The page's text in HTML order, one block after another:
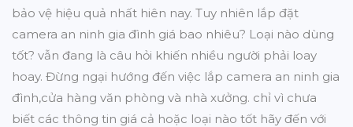
bảo vệ hiệu quả nhất hiên nay. Tuy nhiên lắp đặt
camera an ninh gia đình giá bao nhiêu? Loại nào dùng
tốt? vẫn đang là câu hỏi khiến nhiều người phải loay
hoay. Đừng ngại hướng đến việc lắp camera an ninh gia
đình,cửa hàng văn phòng và nhà xưởng. chỉ vì chưa
biết các thông tin giá cả hoặc loại nào tốt hãy đến với